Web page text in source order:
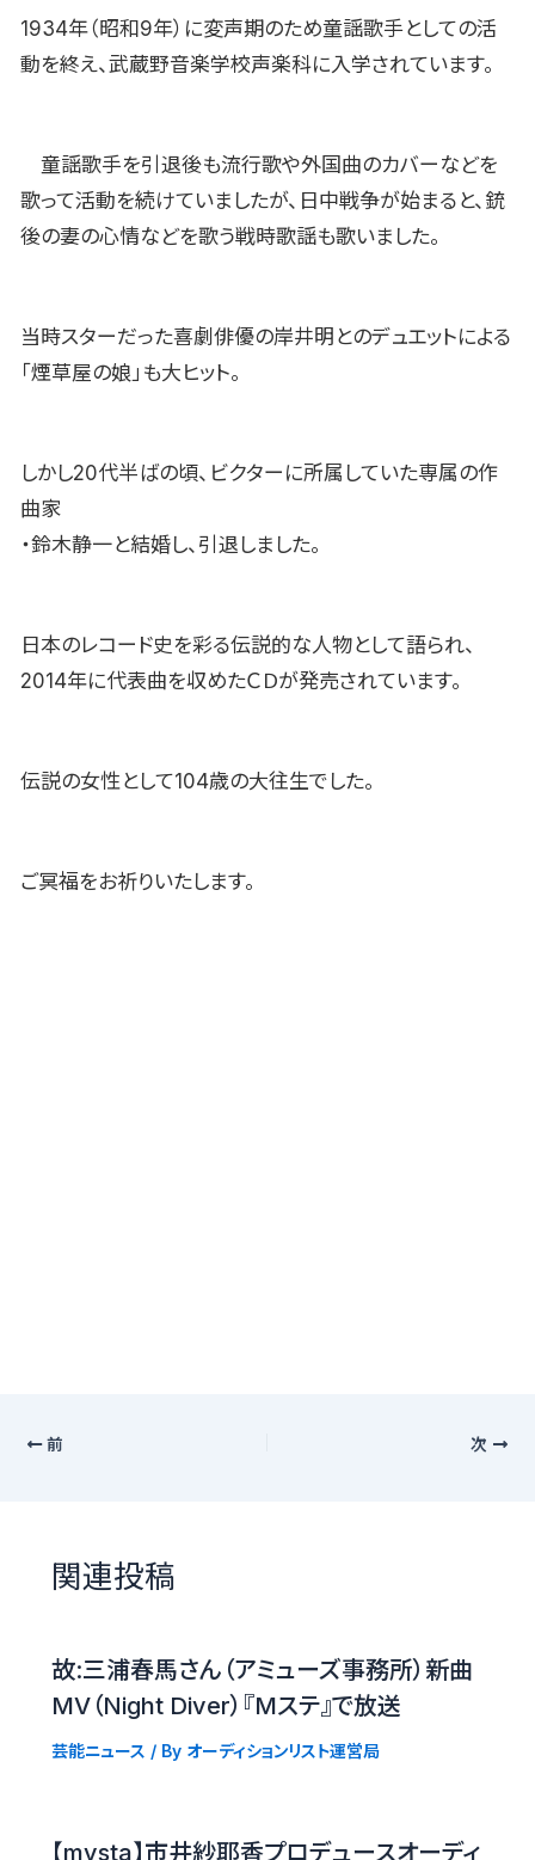
1934年（昭和9年）に変声期のため童謡歌手としての活
動を終え、武蔵野音楽学校声楽科に入学されています。
童謡歌手を引退後も流行歌や外国曲のカバーなどを
歌って活動を続けていましたが、日中戦争が始まると、銃
後の妻の心情などを歌う戦時歌謡も歌いました。
当時スターだった喜劇俳優の岸井明とのデュエットによる
「煙草屋の娘」も大ヒット。
しかし20代半ばの頃、ビクターに所属していた専属の作
曲家
・鈴木静一と結婚し、引退しました。
日本のレコード史を彩る伝説的な人物として語られ、
2014年に代表曲を収めたＣＤが発売されています。
伝説の女性として104歳の大往生でした。
ご冥福をお祈りいたします。
前 次
関連投稿
故:三浦春馬さん（アミューズ事務所）新曲
MV（Night Diver）『Mステ』で放送
芸能ニュース / By オーディションリスト運営局
【mysta】市井紗耶香プロデュースオーディ